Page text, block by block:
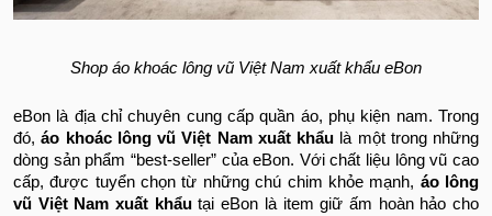
Shop áo khoác lông vũ Việt Nam xuất khẩu eBon
eBon là địa chỉ chuyên cung cấp quần áo, phụ kiện nam. Trong
đó,áo khoác lông vũ Việt Nam xuất khẩu là một trong những
dòng sản phẩm “best-seller” của eBon. Với chất liệu lông vũ cao
cấp, được tuyển chọn từ những chú chim khỏe mạnh, áo lông
vũ Việt Nam xuất khẩutại eBon là item giữ ấm hoàn hảo cho